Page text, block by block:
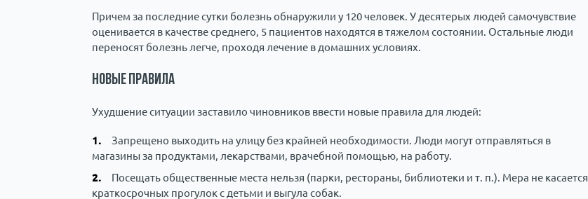
Причем за последние сутки болезнь обнаружили у 120 человек. У десятерых людей самочувствие
оценивается в качестве среднего, 5 пациентов находятся в тяжелом состоянии. Остальные люди
переносят болезнь легче, проходя лечение в домашних условиях.
Новые правила
Ухудшение ситуации заставило чиновников ввести новые правила для людей:
Запрещено выходить на улицу без крайней необходимости. Люди могут отправляться в
магазины за продуктами, лекарствами, врачебной помощью, на работу.
Посещать общественные места нельзя (парки, рестораны, библиотеки и т. п.). Мера не касается
краткосрочных прогулок с детьми и выгула собак.